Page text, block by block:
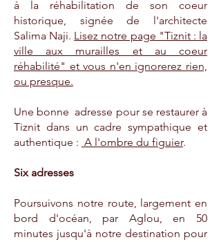
à la réhabilitation de son coeur
historique, signée de l'architecte
Salima Naji. Lisez notre page "Tiznit : la
ville aux murailles et au coeur
réhabilité" et vous n'en ignorerez rien,
ou presque.
Une bonne adresse pour se restaurer à
Tiznit dans un cadre sympathique et
authentique : A l'ombre du figuier.
Six adresses
Poursuivons notre route, largement en
bord d'océan, par Aglou, en 50
minutes jusqu'à notre destination pour